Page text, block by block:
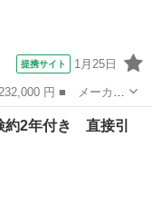
提携サイト 1月25日
ク ■ グレード
軽減システム クリ
2年付き 直接引